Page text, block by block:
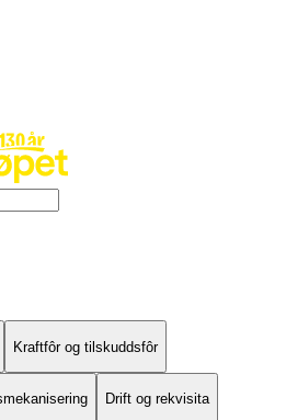
Kraftfôr og tilskuddsfôr
Drift og rekvisita